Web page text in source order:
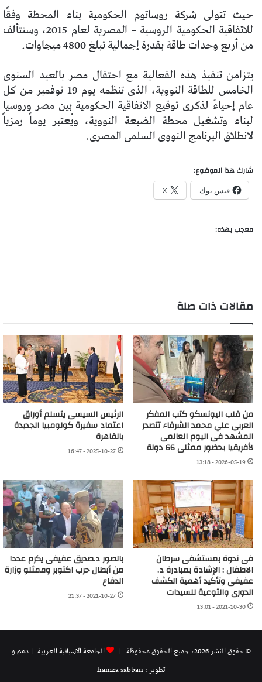
حيث تتولى شركة روساتوم الحكومية بناء المحطة وفقًا
للاتفاقية الحكومية الروسية – المصرية لعام 2015، وستتألف
من أربع وحدات طاقة بقدرة إجمالية تبلغ 4800 ميجاوات.
يتزامن تنفيذ هذه الفعالية مع احتفال مصر بالعيد السنوى
الخامس للطاقة النووية، الذى تنظمه يوم 19 نوفمبر من كل
عام إحياءً لذكرى توقيع الاتفاقية الحكومية بين مصر وروسيا
لبناء وتشغيل محطة الضبعة النووية، ويُعتبر يوماً رمزياً
لانطلاق البرنامج النووى السلمى المصرى.
شارك هذا الموضوع:
فيس بوك X
معجب بهذه:
مقالات ذات صلة
من قلب اليونسكو كتب المفكر
العربي علي محمد الشرفاء تتصدر
المشهد فى اليوم العالمى
لأفريقيا بحضور ممثلى 66 دولة
2026-05-19 - 13:18
الرئيس السيسى يتسلم أوراق
اعتماد سفيرة كولومبيا الجديدة
بالقاهرة
2025-10-27 - 16:47
فى ندوة بمستشفى سرطان
الاطفال : الإشادة بمبادرة د.
عفيفى وتأكيد أهمية الكشف
الدورى والتوعية للسيدات
2021-10-30 - 13:01
بالصور د.صديق عفيفى يكرم عددا
من أبطال حرب اكتوبر وممثلو وزارة
الدفاع
2021-10-27 - 21:37
© حقوق النشر 2026، جميع الحقوق محفوظة | الجامعة الاسبانية العريية | دعم و
تطوير : hamza sabban